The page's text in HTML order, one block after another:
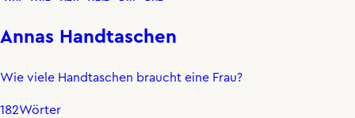
Annas Handtaschen
Wie viele Handtaschen braucht eine Frau?
182Wörter